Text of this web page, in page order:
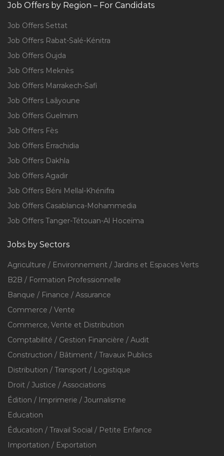
Job Offers by Region – For Candidats
Job Offers Settat
Job Offers Rabat-Salé-Kénitra
Job Offers Oujda
Job Offers Meknès
Job Offers Marrakech-Safi
Job Offers Laâyoune
Job Offers Guelmim
Job Offers Fès
Job Offers Errachidia
Job Offers Dakhla
Job Offers Agadir
Job Offers Béni Mellal-Khénifra
Job Offers Casablanca-Mohammedia
Job Offers Tanger-Tétouan-Al Hoceïma
Jobs by Sectors
Agriculture / Environnement / Jardins et Espaces Verts
B2B / Formation Professionnelle
Banque / Finance / Assurance
Commerce / Vente
Commerce, Vente et Distribution
Comptabilité / Gestion Financière / Audit
Construction / Bâtiment / Travaux Publics
Distribution / Transport / Logistique
Droit / Justice / Associations
Édition / Imprimerie / Journalisme
Education
Éducation / Travail Social / Petite Enfance
Importation / Exportation